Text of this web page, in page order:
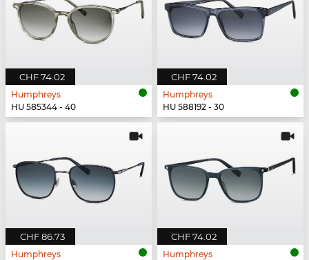
CHF 74.02
Humphreys
HU 585344 - 40
CHF 74.02
Humphreys
HU 588192 - 30
CHF 86.73
Humphreys
CHF 74.02
Humphreys